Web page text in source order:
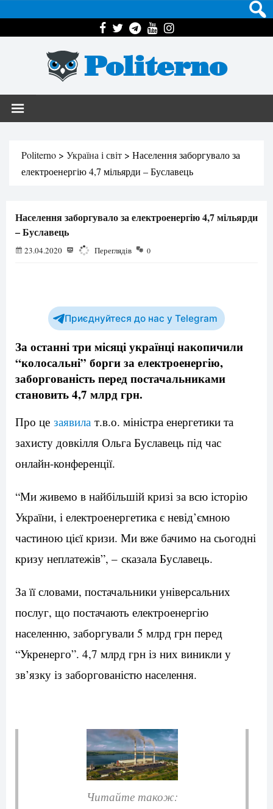
Politerno
Politerno > Україна і світ > Населення заборгувало за
електроенергію 4,7 мільярди – Буславець
Населення заборгувало за електроенергію 4,7 мільярди
– Буславець
23.04.2020 1362 Переглядів 0
Приєднуйтеся до нас у Telegram
За останні три місяці українці накопичили
“колосальні” борги за електроенергію,
заборгованість перед постачальниками
становить 4,7 млрд грн.
Про це заявила т.в.о. міністра енергетики та
захисту довкілля Ольга Буславець під час
онлайн-конференції.
“Ми живемо в найбільшій кризі за всю історію
України, і електроенергетика є невід’ємною
частиною цієї кризи. Ми вже бачимо на сьогодні
кризу неплатежів”, – сказала Буславець.
За її словами, постачальники універсальних
послуг, що постачають електроенергію
населенню, заборгували 5 млрд грн перед
“Укренерго”. 4,7 млрд грн із них виникли у
зв’язку із заборгованістю населення.
Читайте також: